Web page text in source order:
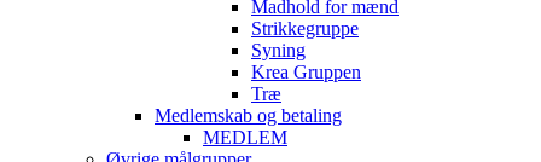
Madhold for mænd
Strikkegruppe
Syning
Krea Gruppen
Træ
Medlemskab og betaling
MEDLEM